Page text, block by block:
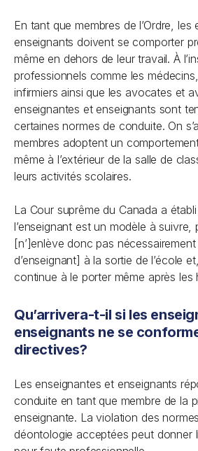
En tant que membres de l’Ordre, les
enseignants doivent se comporter
même en dehors de leur travail. À
professionnels comme les
infirmiers ainsi que les avocates et
enseignantes et enseignants sont
certaines normes de conduite. On
membres adoptent un
même à l’extérieur de la salle de
leurs activités scolaires.
La Cour suprême du Canada a
l’enseignant est un modèle à suivre,
[n’]enlève donc pas
d’enseignant] à la sortie de l’école
continue à le porter même après les
Qu’arrivera-t-il si les
enseignants ne se
directives?
Les enseignantes et enseignants
conduite en tant que membre de la
enseignante. La violation des
déontologie acceptées peut donner